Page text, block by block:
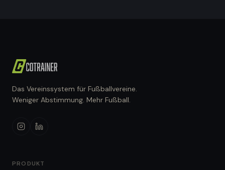
Das Vereinssystem für Fußballvereine.
Weniger Abstimmung. Mehr Fußball.
PRODUKT